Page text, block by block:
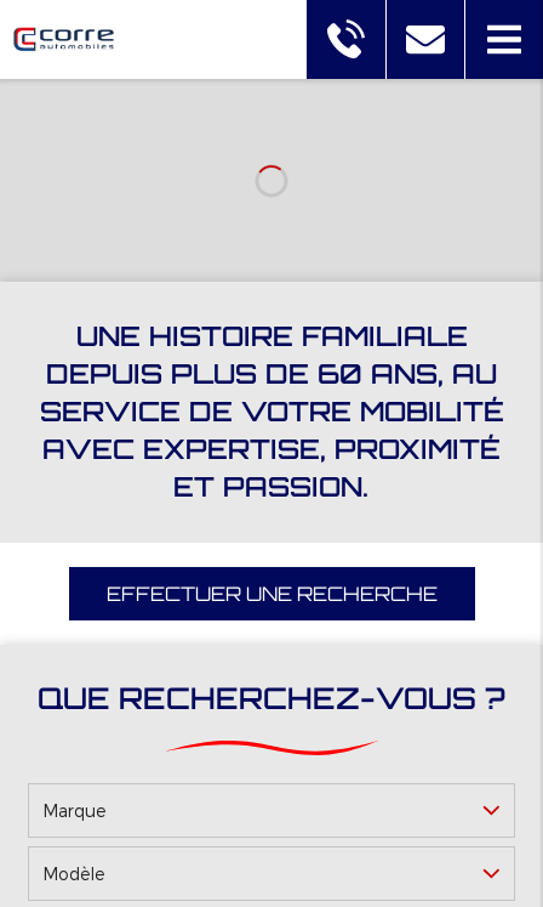
UNE HISTOIRE FAMILIALE
DEPUIS PLUS DE 60 ANS, AU
SERVICE DE VOTRE MOBILITÉ
AVEC EXPERTISE, PROXIMITÉ
ET PASSION.
EFFECTUER UNE RECHERCHE
QUE RECHERCHEZ-VOUS ?
*